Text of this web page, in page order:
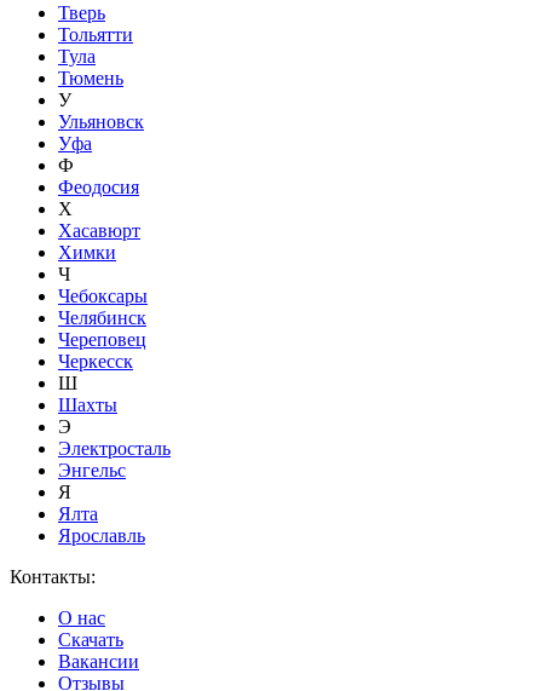
Тверь
Тольятти
Тула
Тюмень
У
Ульяновск
Уфа
Ф
Феодосия
Х
Хасавюрт
Химки
Ч
Чебоксары
Челябинск
Череповец
Черкесск
Ш
Шахты
Э
Электросталь
Энгельс
Я
Ялта
Ярославль
Контакты:
О нас
Скачать
Вакансии
Отзывы